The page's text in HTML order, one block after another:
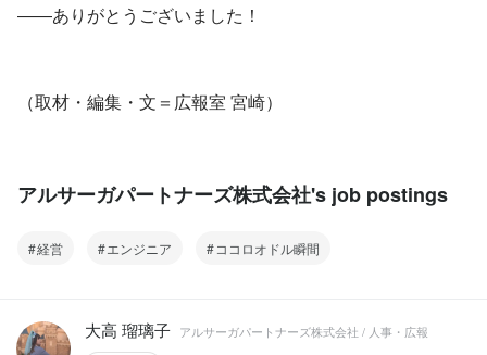
――ありがとうございました！
（取材・編集・文＝広報室 宮崎）
アルサーガパートナーズ株式会社's job postings
経営 エンジニア ココロオドル瞬間
大高 瑠璃子 アルサーガパートナーズ株式会社 / 人事・広報